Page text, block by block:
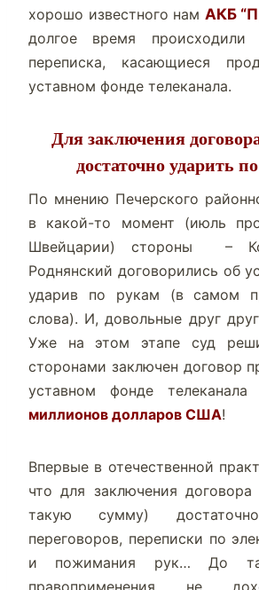
хорошо известного нам АКБ
долгое время происходили
переписка, касающиеся
уставном фонде телеканала.
Для заключения
достаточно ударить
По мнению Печерского
в какой-то момент (июль
Швейцарии) стороны –
Роднянский договорились об
ударив по рукам (в самом
слова). И, довольные друг
Уже на этом этапе суд
сторонами заключен договор
уставном фонде
миллионов долларов США!
Впервые в отечественной
что для заключения
такую сумму)
переговоров, переписки по
и пожимания рук… До
правоприменения не